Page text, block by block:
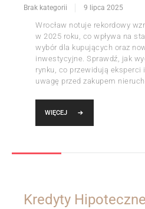
Brak kategorii 9 lipca 2025
Wrocław notuje rekordowy
w 2025 roku, co wpływa na
wybór dla kupujących oraz
inwestycyjne. Sprawdź, jak
rynku, co przewidują eksperci
uwagę przed zakupem
WIĘCEJ
Kredyty